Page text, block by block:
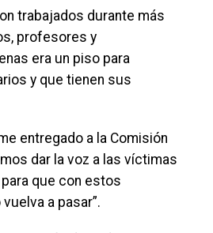
trabajados durante más
profesores y
era un piso para
y que tienen sus
entregado a la Comisión
dar la voz a las víctimas
que con estos
a pasar”.